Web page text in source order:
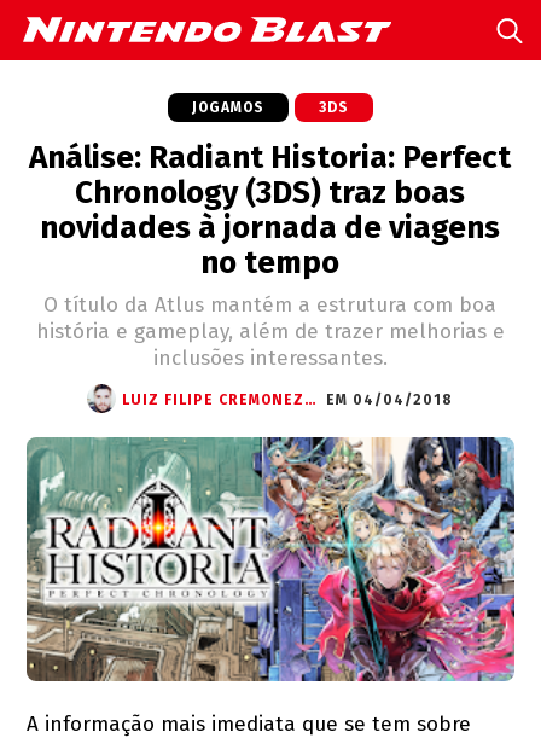
JOGAMOS 3DS
Análise: Radiant Historia: Perfect
Chronology (3DS) traz boas
novidades à jornada de viagens
no tempo
O título da Atlus mantém a estrutura com boa
história e gameplay, além de trazer melhorias e
inclusões interessantes.
LUIZ FILIPE CREMONEZI DO VALLE EM 04/04/2018
A informação mais imediata que se tem sobre